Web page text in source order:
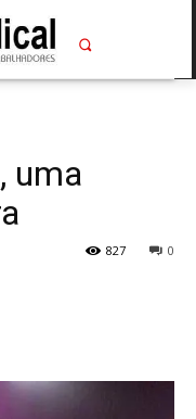
uma
0
827